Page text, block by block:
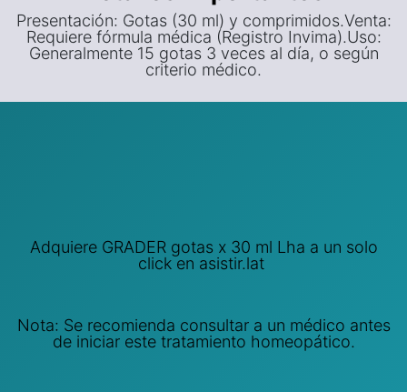
Presentación: Gotas (30 ml) y comprimidos.Venta:
Requiere fórmula médica (Registro Invima).Uso:
Generalmente 15 gotas 3 veces al día, o según
criterio médico.
Adquiere GRADER gotas x 30 ml Lha a un solo
click en asistir.lat
Nota: Se recomienda consultar a un médico antes
de iniciar este tratamiento homeopático.